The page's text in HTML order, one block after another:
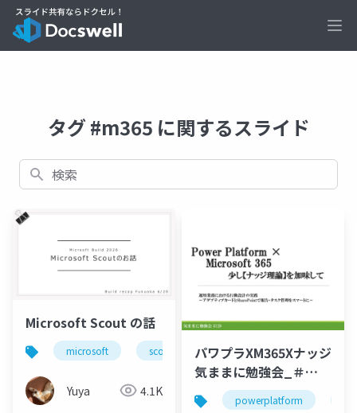
タグ #m365 に関するスライド
検索
Microsoft Scout の話
microsoft scout ai 生成ai
Yuya 4.1K
パワプラXM365Xナッジ
気ままに勉強会_＃
120_資料powerplatform